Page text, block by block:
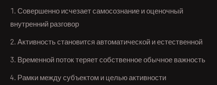
Совершенно исчезает самосознание и оценочный
внутренний разговор
Активность становится автоматической и естественной
Временной поток теряет собственное обычное важность
Рамки между субъектом и целью активности